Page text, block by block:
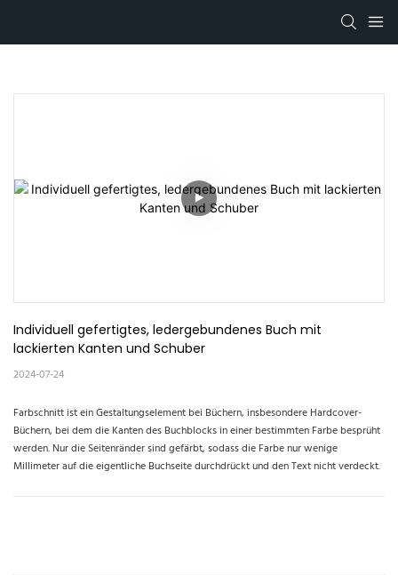
Individuell gefertigtes, ledergebundenes Buch mit
lackierten Kanten und Schuber
2024-07-24
Farbschnitt ist ein Gestaltungselement bei Büchern, insbesondere Hardcover-
Büchern, bei dem die Kanten des Buchblocks in einer bestimmten Farbe besprüht
werden. Nur die Seitenränder sind gefärbt, sodass die Farbe nur wenige
Millimeter auf die eigentliche Buchseite durchdrückt und den Text nicht verdeckt.